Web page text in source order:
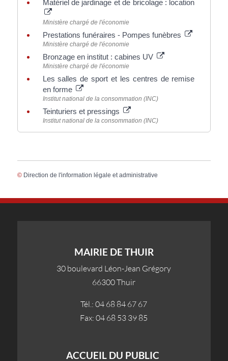
Matériel de jardinage et de bricolage : location
Ministère chargé de l'économie
Prestations funéraires - Pompes funèbres
Ministère chargé de l'économie
Bronzage en institut : cabines UV
Ministère chargé de l'économie
Les salles de sport et les centres de remise
en forme
Institut national de la consommation (INC)
Teinturiers et pressings
Institut national de la consommation (INC)
© Direction de l'information légale et administrative
MAIRIE DE THUIR
30 boulevard Léon-Jean Grégory
66300 Thuir
Tél.: 04 68 84 67 67
Fax: 04 68 53 39 85
ACCUEIL DU PUBLIC